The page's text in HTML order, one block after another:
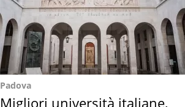
Padova
Migliori università italiane,